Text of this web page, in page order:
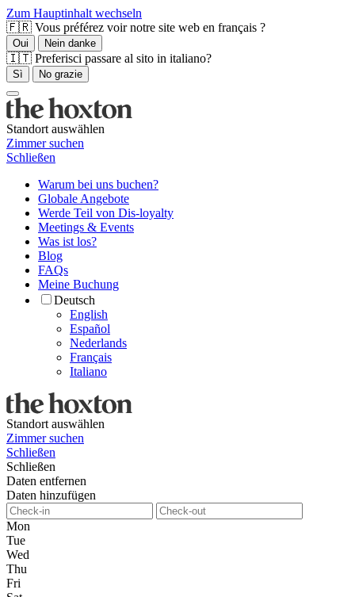
Zum Hauptinhalt wechseln
🇫🇷 Vous préférez voir notre site web en français ?
Oui Nein danke
🇮🇹 Preferisci passare al sito in italiano?
Sì No grazie
Standort auswählen
Zimmer suchen
Schließen
Warum bei uns buchen?
Globale Angebote
Werde Teil von Dis-loyalty
Meetings & Events
Was ist los?
Blog
FAQs
Meine Buchung
Deutsch
English
Español
Nederlands
Français
Italiano
Standort auswählen
Zimmer suchen
Schließen
Schließen
Daten entfernen
Daten hinzufügen
Mon
Tue
Wed
Thu
Fri